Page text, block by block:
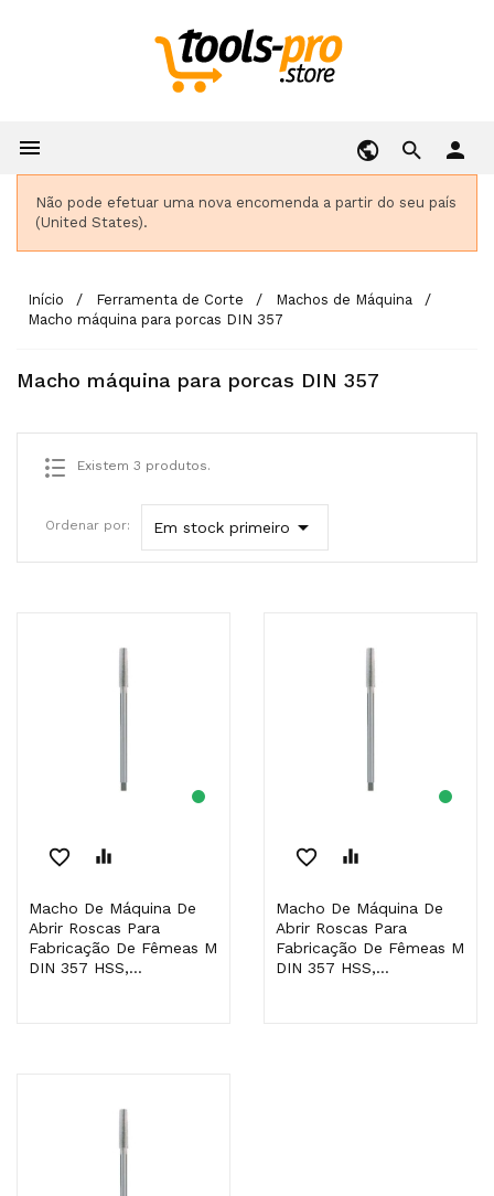
 person
Não pode efetuar uma nova encomenda a partir do seu país
(United States).
Início Ferramenta de Corte
Machos de Máquina
Macho máquina para porcas DIN 357
Macho máquina para porcas DIN 357
Existem 3 produtos.
Ordenar por: Em stock primeiro 
favorite_border equalizer
Macho De Máquina De
Abrir Roscas Para
Fabricação De Fêmeas M
DIN 357 HSS,...
favorite_border equalizer
Macho De Máquina De
Abrir Roscas Para
Fabricação De Fêmeas M
DIN 357 HSS,...